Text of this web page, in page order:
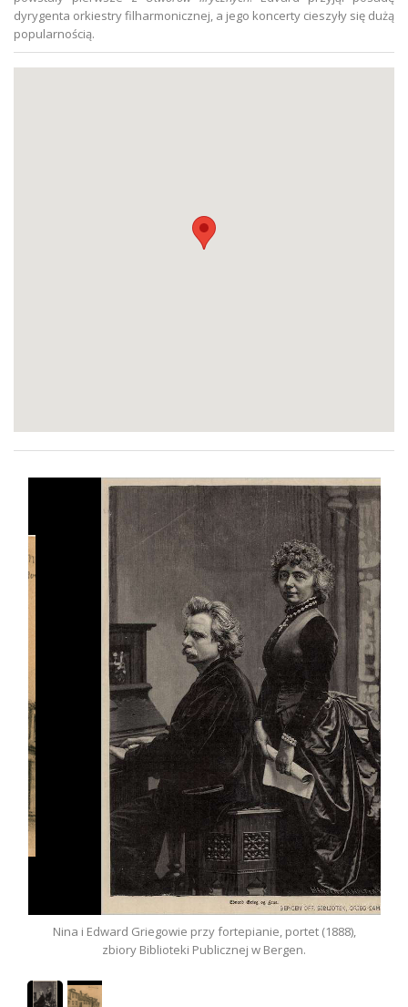
dyrygenta orkiestry filharmonicznej, a jego koncerty cieszyły się dużą
popularnością.
Nina i Edward Griegowie przy fortepianie, portet (1888),
zbiory Biblioteki Publicznej w Bergen.